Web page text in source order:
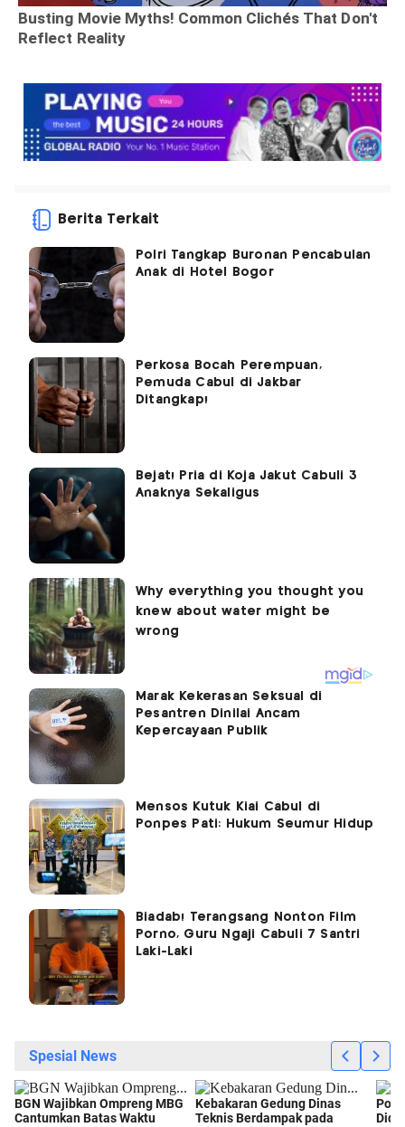
Berita Terkait
Polri Tangkap Buronan Pencabulan
Anak di Hotel Bogor
Perkosa Bocah Perempuan,
Pemuda Cabul di Jakbar
Ditangkap!
Bejat! Pria di Koja Jakut Cabuli 3
Anaknya Sekaligus
Marak Kekerasan Seksual di
Pesantren Dinilai Ancam
Kepercayaan Publik
Mensos Kutuk Kiai Cabul di
Ponpes Pati: Hukum Seumur Hidup
Biadab! Terangsang Nonton Film
Porno, Guru Ngaji Cabuli 7 Santri
Laki-Laki